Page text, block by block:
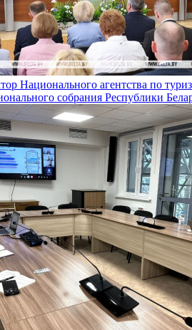
Национального агентства по
собрания Республики